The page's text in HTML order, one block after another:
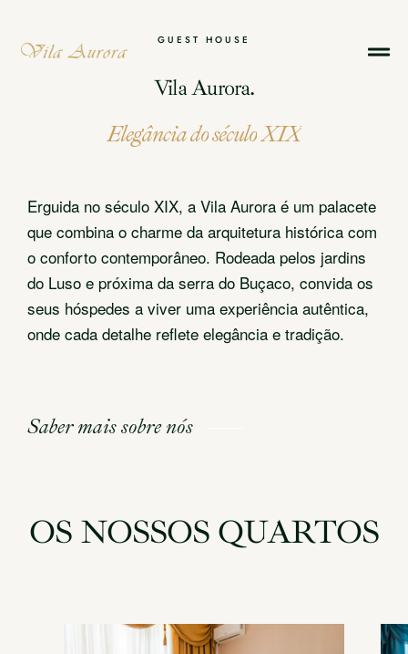
GUEST HOUSE
VilaAurora.
ElegânciadoséculoXIX
Erguida no século XIX, a Vila Aurora é um palacete
que combina o charme da arquitetura histórica com
o conforto contemporâneo. Rodeada pelos jardins
do Luso e próxima da serra do Buçaco, convida os
seus hóspedes a viver uma experiência autêntica,
onde cada detalhe reflete elegância e tradição.
Saber mais sobre nós
OS NOSSOS QUARTOS
Sobre Nós
Os Nossos Quartos